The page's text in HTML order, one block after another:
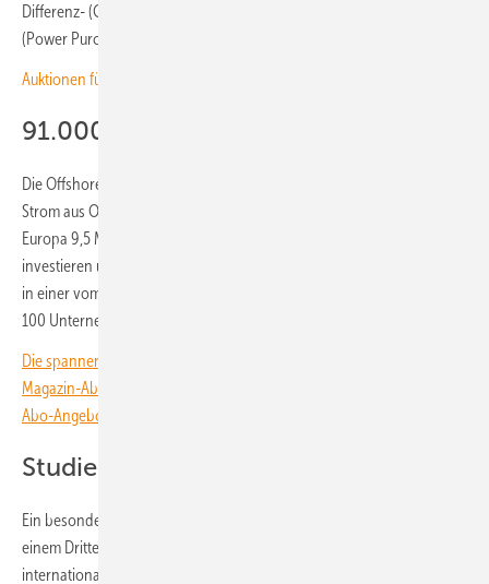
Differenz- (Contracts for Difference) und Stromabnahmeverträge
(Power Purchase Agreements).
Auktionen für Meereswindparks
91.000 zusätzliche Arbeitsplätze
Die Offshore-Windbranche wiederum verpflichtet sich, die Kosten für
Strom aus Offshore-Windkraft bis 2040 um 30 Prozent zu senken, in
Europa 9,5 Milliarden Euro in neue Produktionskapazitäten zu
investieren und 91.000 zusätzliche Arbeitsplätze zu schaffen, heißt es
in einer vom Windverband Wind Europe verbreiteten und von mehr
100 Unternehmen unterzeichneten Erklärung.
Die spannendsten Artikel, Grafiken und Dossiers erhalten unsere
Magazin-Abonnent:innen. Sie haben noch kein Abo? Jetzt über alle
Abo-Angebote informieren und Wissensvorsprung sichern.
Studie: Kooperation spart Kosten
Ein besonderes Augenmerk liegt auf Kooperationsprojekten: Bis zu
einem Drittel der geplanten 300 GW Offshore-Kapazität soll in
internationalen Projekten erfolgen, heißt es in der zusätzlich von den